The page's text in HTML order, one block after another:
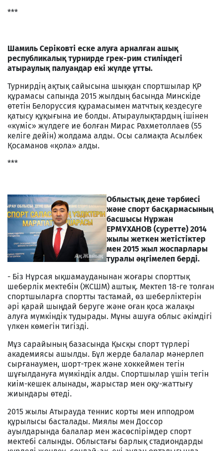
***
Шамиль Серіковті еске алуға арналған ашық
республикалық турнирде грек-рим стиліндегі
атыраулық палуандар екі жүлде ұтты.
Турнирдің ақтық сайысына шыққан спортшылар ҚР
құрамасы сапында 2015 жылдың басында Минскіде
өтетін Белоруссия құрамасымен матчтық кездесуге
қатысу құқығына ие болды. Атыраулықтардың ішінен
«күміс» жүлдеге ие болған Мирас Рахметоллаев (55
келіге дейін) жолдама алды. Осы салмақта Асылбек
Қосаманов «қола» алды.
***
Облыстық дене тәрбиесі
және спорт басқармасының
басшысы Нұржан
ЕРМҰХАНОВ (суретте) 2014
жылы жеткен жетістіктер
мен 2015 жыл жоспарлары
туралы әңгімелеп берді.
- Біз Нұрсая ықшамауданынан жоғары спорттық
шеберлік мектебін (ЖСШМ) аштық. Мектеп 18-ге толған
спортшыларға спортты тастамай, өз шеберліктерін
әрі қарай шыңдай беруге және оған қоса жалақы
алуға мүмкіндік тудырады. Мұны ашуға облыс әкімдігі
үлкен көмегін тигізді.
Мұз сарайының базасында Қысқы спорт түрлері
академиясы ашылды. Бұл жерде балалар мәнерлеп
сырғанаумен, шорт-трек және хоккеймен тегін
шұғылдануға мүмкіндік алды. Спортшылар үшін тегін
киім-кешек алынады, жарыстар мен оқу-жаттығу
жиындары өтеді.
2015 жылы Атырауда теннис корты мен ипподром
құрылысы басталады. Миялы мен Доссор
ауылдарында балалар мен жасөспірімдер спорт
мектебі салынды. Облыстағы барлық стадиондарды